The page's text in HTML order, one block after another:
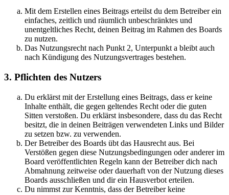
Mit dem Erstellen eines Beitrags erteilst du dem Betreiber ein
einfaches, zeitlich und räumlich unbeschränktes und
unentgeltliches Recht, deinen Beitrag im Rahmen des Boards
zu nutzen.
Das Nutzungsrecht nach Punkt 2, Unterpunkt a bleibt auch
nach Kündigung des Nutzungsvertrages bestehen.
3. Pflichten des Nutzers
Du erklärst mit der Erstellung eines Beitrags, dass er keine
Inhalte enthält, die gegen geltendes Recht oder die guten
Sitten verstoßen. Du erklärst insbesondere, dass du das Recht
besitzt, die in deinen Beiträgen verwendeten Links und Bilder
zu setzen bzw. zu verwenden.
Der Betreiber des Boards übt das Hausrecht aus. Bei
Verstößen gegen diese Nutzungsbedingungen oder anderer im
Board veröffentlichten Regeln kann der Betreiber dich nach
Abmahnung zeitweise oder dauerhaft von der Nutzung dieses
Boards ausschließen und dir ein Hausverbot erteilen.
Du nimmst zur Kenntnis, dass der Betreiber keine